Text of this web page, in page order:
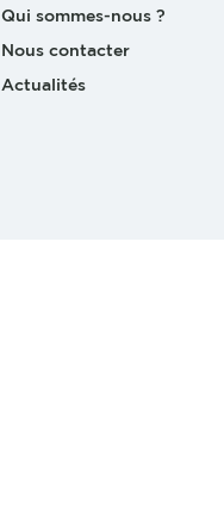
Qui sommes-nous ?
Nous contacter
Actualités